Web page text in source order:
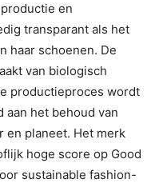
en
transparant als het
haar schoenen. De
van biologisch
productieproces wordt
aan het behoud van
en planeet. Het merk
hoge score op Good
sustainable fashion-